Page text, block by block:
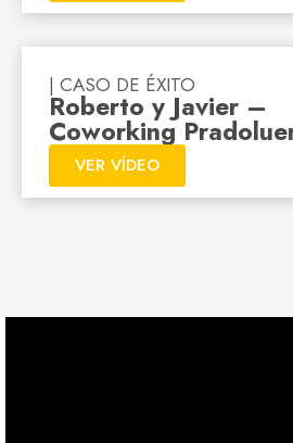
| CASO DE ÉXITO
Roberto y Javier –
Coworking
VER VÍDEO